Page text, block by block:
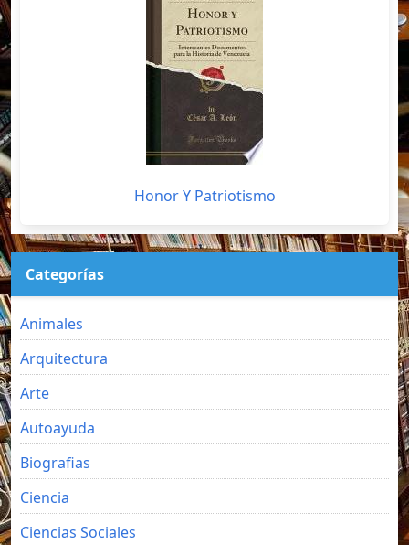
Honor Y Patriotismo
Categorías
Animales
Arquitectura
Arte
Autoayuda
Biografias
Ciencia
Ciencias Sociales